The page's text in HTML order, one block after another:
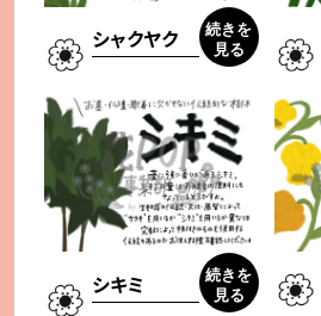
シャクヤク
続きを
見る
シキミ
続きを
見る